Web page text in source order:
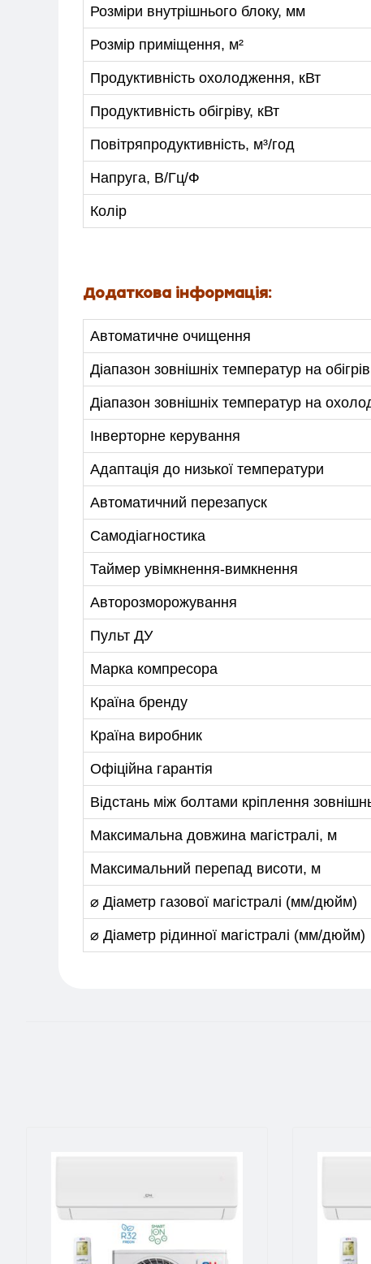
Розміри внутрішнього блоку, мм
Розмір приміщення, м²
Продуктивність охолодження, кВт
Продуктивність обігріву, кВт
Повітряпродуктивність, м³/год
Напруга, В/Гц/Ф
Колір
Додаткова інформація:
Автоматичне очищення
Діапазон зовнішніх температур на обігрів
Діапазон зовнішніх температур на
Інверторне керування
Адаптація до низької температури
Автоматичний перезапуск
Самодіагностика
Таймер увімкнення-вимкнення
Авторозморожування
Пульт ДУ
Марка компресора
Країна бренду
Країна виробник
Офіційна гарантія
Відстань між болтами кріплення
Максимальна довжина магістралі, м
Максимальний перепад висоти, м
⌀ Діаметр газової магістралі (мм/дюйм)
⌀ Діаметр рідинної магістралі (мм/дюйм)